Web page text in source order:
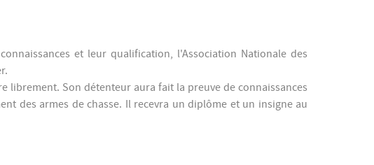
et leur qualification, l'Association Nationale des
librement. Son détenteur aura fait la preuve de connaissances
des armes de chasse. Il recevra un diplôme et un insigne au